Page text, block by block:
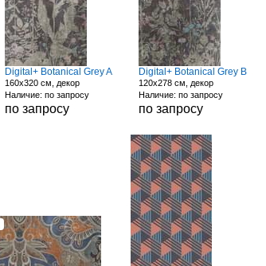
Digital+ Botanical Grey A
160x320 см, декор
Наличие: по запросу
по запросу
Digital+ Botanical Grey B
120x278 см, декор
Наличие: по запросу
по запросу